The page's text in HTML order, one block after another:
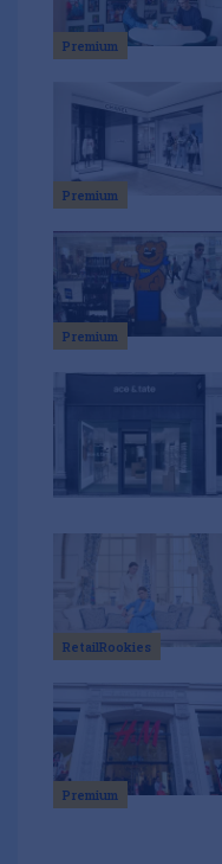
Premium
Premium
Premium
RetailRookies
Premium